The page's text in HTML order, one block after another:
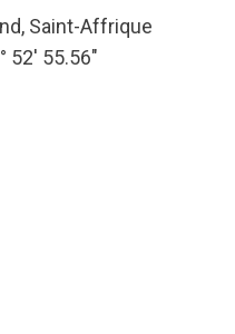
Saint-Affrique
52′ 55.56″